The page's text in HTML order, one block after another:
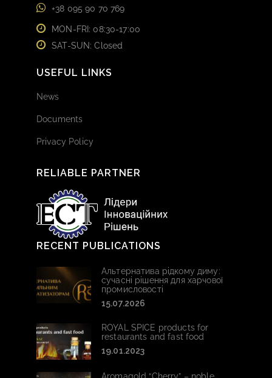
+38 095 90 70 769
MON-FRI: 08:30-17:00
SAT-SUN: Closed
USEFUL LINKS
News
Documents
Privacy Policy
RELIABLE PARTNER
RECENT PUBLICATIONS
Альтернатива рідкому диму:
сучасні рішення для харчової
промисловості
15.07.2026
ROYAL SPICE products for
restaurants and fast food
19.01.2023